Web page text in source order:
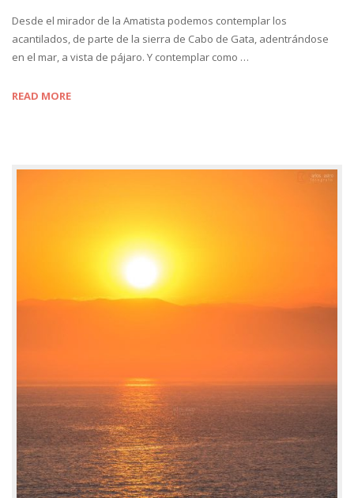
Desde el mirador de la Amatista podemos contemplar los
acantilados, de parte de la sierra de Cabo de Gata, adentrándose
en el mar, a vista de pájaro. Y contemplar como …
READ MORE